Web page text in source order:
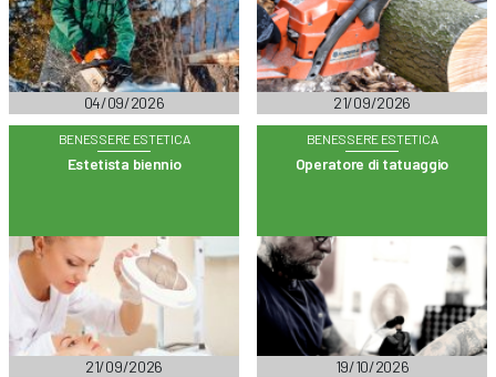
04/09/2026 21/09/2026
BENESSERE ESTETICA
Estetista biennio
21/09/2026
BENESSERE ESTETICA
Operatore di tatuaggio
19/10/2026